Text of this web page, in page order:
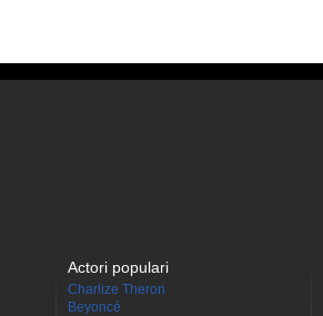
Actori populari
Charlize Theron
Beyoncé